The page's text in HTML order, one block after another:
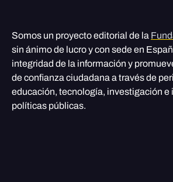
Somos un proyecto editorial de la
sin ánimo de lucro y con sede en
integridad de la información y
de confianza ciudadana a través de
educación, tecnología, investigación e
políticas públicas.